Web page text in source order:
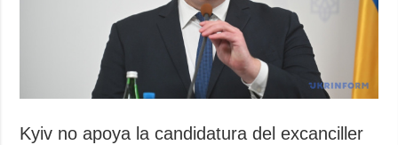
Kyiv no apoya la candidatura del excanciller